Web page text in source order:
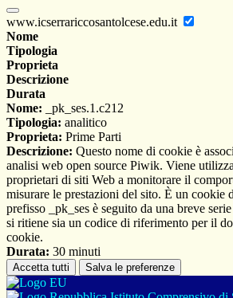
www.icserrariccosantolcese.edu.it
Nome
Tipologia
Proprieta
Descrizione
Durata
Nome: _pk_ses.1.c212
Tipologia: analitico
Proprieta: Prime Parti
Descrizione: Questo nome di cookie è
analisi web open source Piwik. Viene
proprietari di siti Web a monitorare il
misurare le prestazioni del sito. È un cookie
prefisso _pk_ses è seguito da una breve
si ritiene sia un codice di riferimento per il
cookie.
Durata: 30 minuti
Accetta tutti Salva le preferenze